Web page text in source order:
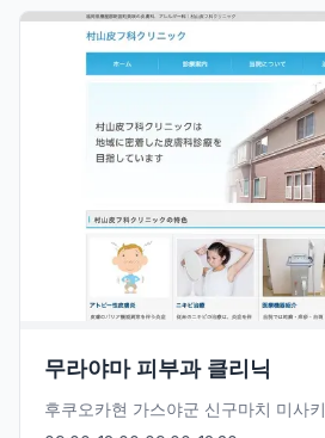
무라야마 피부과 클리닉
후쿠오카현 가스야군 신구마치 미사키